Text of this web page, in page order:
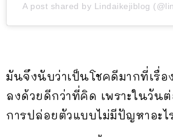
A post shared by Lindaikejiblog
มันจึงนับว่าเป็นโชคดีมากที่เรื่
ลงด้วยดีกว่าที่คิด เพราะในวัน
การปล่อยตัวแบบไม่มีปัญหาอะไ